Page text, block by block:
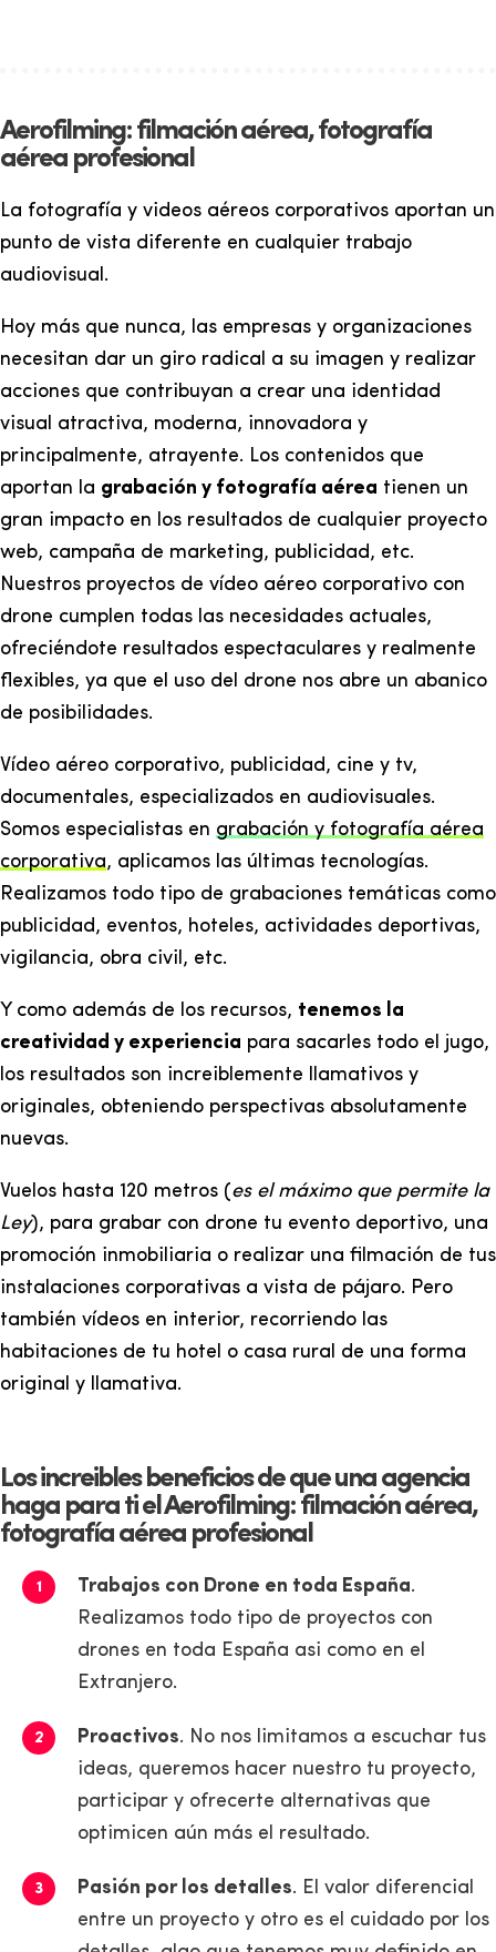
Aerofilming: filmación aérea, fotografía
aérea profesional
La fotografía y videos aéreos corporativos aportan un
punto de vista diferente en cualquier trabajo
audiovisual.
Hoy más que nunca, las empresas y organizaciones
necesitan dar un giro radical a su imagen y realizar
acciones que contribuyan a crear una identidad
visual atractiva, moderna, innovadora y
principalmente, atrayente. Los contenidos que
aportan la grabación y fotografía aérea tienen un
gran impacto en los resultados de cualquier proyecto
web, campaña de marketing, publicidad, etc.
Nuestros proyectos de vídeo aéreo corporativo con
drone cumplen todas las necesidades actuales,
ofreciéndote resultados espectaculares y realmente
flexibles, ya que el uso del drone nos abre un abanico
de posibilidades.
Vídeo aéreo corporativo, publicidad, cine y tv,
documentales, especializados en audiovisuales.
Somos especialistas en grabación y fotografía aérea
corporativa, aplicamos las últimas tecnologías.
Realizamos todo tipo de grabaciones temáticas como
publicidad, eventos, hoteles, actividades deportivas,
vigilancia, obra civil, etc.
Y como además de los recursos, tenemos la
creatividad y experiencia para sacarles todo el jugo,
los resultados son increiblemente llamativos y
originales, obteniendo perspectivas absolutamente
nuevas.
Vuelos hasta 120 metros (es el máximo que permite la
Ley), para grabar con drone tu evento deportivo, una
promoción inmobiliaria o realizar una filmación de tus
instalaciones corporativas a vista de pájaro. Pero
también vídeos en interior, recorriendo las
habitaciones de tu hotel o casa rural de una forma
original y llamativa.
Los increibles beneficios de que una agencia
haga para ti el Aerofilming: filmación aérea,
fotografía aérea profesional
Trabajos con Drone en toda España.
Realizamos todo tipo de proyectos con
drones en toda España asi como en el
Extranjero.
Proactivos. No nos limitamos a escuchar tus
ideas, queremos hacer nuestro tu proyecto,
participar y ofrecerte alternativas que
optimicen aún más el resultado.
Pasión por los detalles. El valor diferencial
entre un proyecto y otro es el cuidado por los